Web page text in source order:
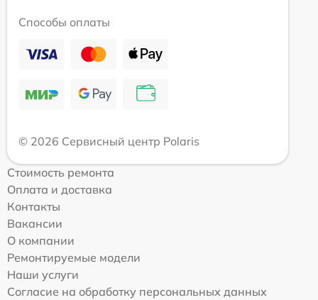
Способы оплаты
© 2026 Сервисный центр Polaris
Стоимость ремонта
Оплата и доставка
Контакты
Вакансии
О компании
Ремонтируемые модели
Наши услуги
Согласие на обработку персональных данных